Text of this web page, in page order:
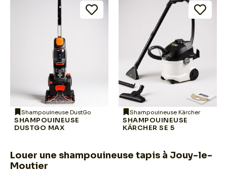
Shampouineuse DustGo
SHAMPOUINEUSE
DUSTGO MAX
Shampouineuse Kärcher
SHAMPOUINEUSE
KÄRCHER SE 5
Louer une shampouineuse tapis à Jouy-le-
Moutier